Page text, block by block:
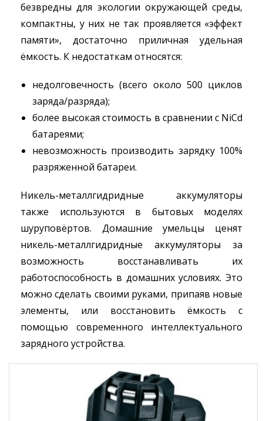
безвредны для экологии окружающей среды,
компактны, у них не так проявляется «эффект
памяти», достаточно приличная удельная
ёмкость. К недостаткам относятся:
недолговечность (всего около 500 циклов
заряда/разряда);
более высокая стоимость в сравнении с NiCd
батареями;
невозможность производить зарядку 100%
разряженной батареи.
Никель-металлгидридные аккумуляторы
также используются в бытовых моделях
шуруповёртов. Домашние умельцы ценят
никель-металлгидридные аккумуляторы за
возможность восстанавливать их
работоспособность в домашних условиях. Это
можно сделать своими руками, припаяв новые
элементы, или восстановить ёмкость с
помощью современного интеллектуального
зарядного устройства.